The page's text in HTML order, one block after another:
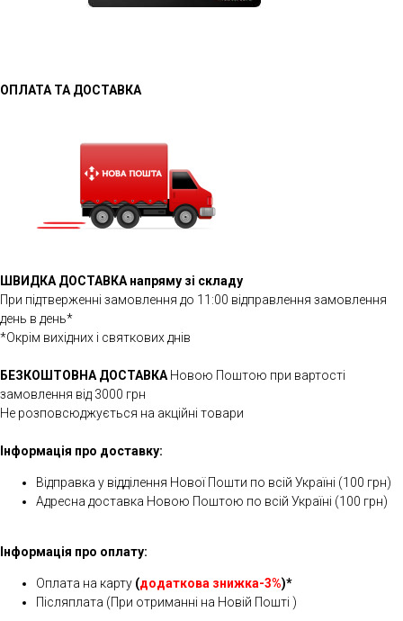
ОПЛАТА ТА ДОСТАВКА
ШВИДКА ДОСТАВКА напряму зі складу
При підтверженні замовлення до 11:00 відправлення замовлення
день в день*
*Окрім вихідних і святкових днів
БЕЗКОШТОВНА ДОСТАВКАНовою Поштою при вартості
замовлення від 3000 грн
Не розповсюджується на акційні товари
Інформація про доставку:
Відправка у відділення Нової Пошти по всій Україні (100 грн)
Адресна доставка Новою Поштою по всій Україні (100 грн)
Інформація про оплату:
Оплата на карту (додаткова знижка-3%)*
Післяплата (При отриманні на Новій Пошті )